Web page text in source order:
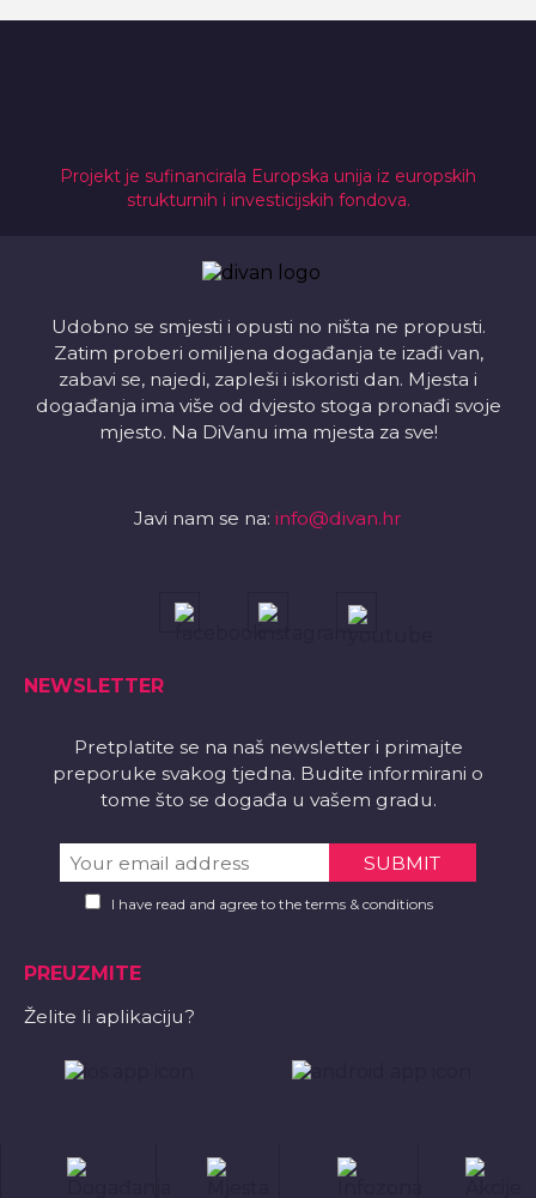
Projekt je sufinancirala Europska unija iz europskih
strukturnih i investicijskih fondova.
Udobno se smjesti i opusti no ništa ne propusti.
Zatim proberi omiljena događanja te izađi van,
zabavi se, najedi, zapleši i iskoristi dan. Mjesta i
događanja ima više od dvjesto stoga pronađi svoje
mjesto. Na DiVanu ima mjesta za sve!
Javi nam se na: info@divan.hr
NEWSLETTER
Pretplatite se na naš newsletter i primajte
preporuke svakog tjedna. Budite informirani o
tome što se događa u vašem gradu.
I have read and agree to the terms & conditions
PREUZMITE
Želite li aplikaciju?